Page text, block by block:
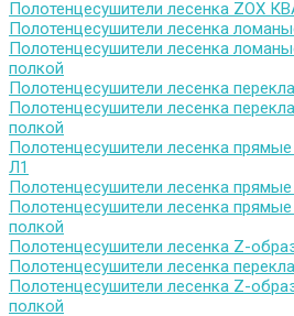
Полотенцесушители лесенка ZOX
Полотенцесушители лесенка
Полотенцесушители лесенка
полкой
Полотенцесушители лесенка
Полотенцесушители лесенка
полкой
Полотенцесушители лесенка
Л1
Полотенцесушители лесенка
Полотенцесушители лесенка
полкой
Полотенцесушители лесенка Z-
Полотенцесушители лесенка
Полотенцесушители лесенка Z-
полкой